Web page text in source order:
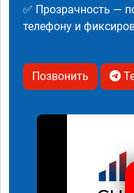
✅ Прозрачность —
телефону и
Позвонить